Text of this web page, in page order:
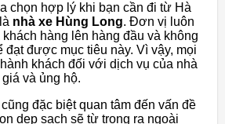
chọn hợp lý khi bạn cần đi từ Hà
nhà xe Hùng Long. Đơn vị luôn
hàng lên hàng đầu và không
đạt được mục tiêu này. Vì vậy, mọi
khách đối với dịch vụ của nhà
và ủng hộ.
đặc biệt quan tâm đến vấn đề
dẹp sạch sẽ từ trong ra ngoài